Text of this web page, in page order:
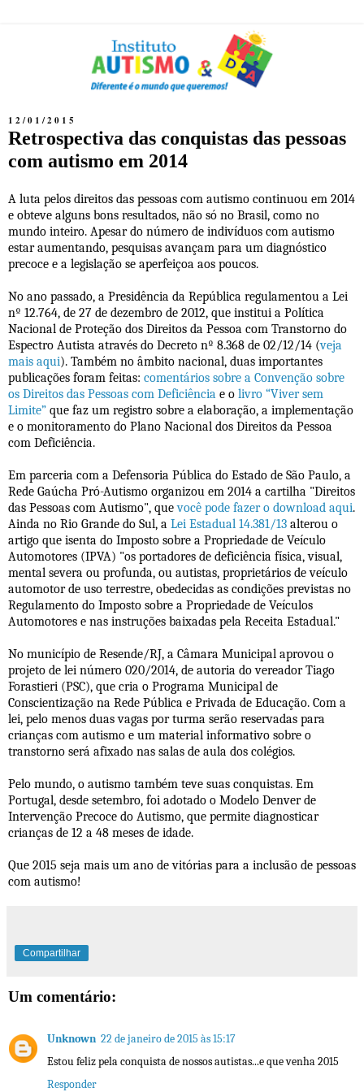
12/01/2015
Retrospectiva das conquistas das pessoas
com autismo em 2014
A luta pelos direitos das pessoas com autismo continuou em 2014
e obteve alguns bons resultados, não só no Brasil, como no
mundo inteiro. Apesar do número de indivíduos com autismo
estar aumentando, pesquisas avançam para um diagnóstico
precoce e a legislação se aperfeiçoa aos poucos.
No ano passado, a Presidência da República regulamentou a Lei
nº 12.764, de 27 de dezembro de 2012, que institui a Política
Nacional de Proteção dos Direitos da Pessoa com Transtorno do
Espectro Autista através do Decreto nº 8.368 de 02/12/14 (veja
mais aqui). Também no âmbito nacional, duas importantes
publicações foram feitas: comentários sobre a Convenção sobre
os Direitos das Pessoas com Deficiência e o livro “Viver sem
Limite” que faz um registro sobre a elaboração, a implementação
e o monitoramento do Plano Nacional dos Direitos da Pessoa
com Deficiência.
Em parceria com a Defensoria Pública do Estado de São Paulo, a
Rede Gaúcha Pró-Autismo organizou em 2014 a cartilha "Direitos
das Pessoas com Autismo", quevocê pode fazer o download aqui.
Ainda no Rio Grande do Sul, a Lei Estadual 14.381/13 alterou o
artigo que isenta do Imposto sobre a Propriedade de Veículo
Automotores (IPVA) "os portadores de deficiência física, visual,
mental severa ou profunda, ou autistas, proprietários de veículo
automotor de uso terrestre, obedecidas as condições previstas no
Regulamento do Imposto sobre a Propriedade de Veículos
Automotores e nas instruções baixadas pela Receita Estadual."
No município de Resende/RJ, a Câmara Municipal aprovou o
projeto de lei número 020/2014, de autoria do vereador Tiago
Forastieri (PSC), que cria o Programa Municipal de
Conscientização na Rede Pública e Privada de Educação. Com a
lei, pelo menos duas vagas por turma serão reservadas para
crianças com autismo e um material informativo sobre o
transtorno será afixado nas salas de aula dos colégios.
Pelo mundo, o autismo também teve suas conquistas. Em
Portugal, desde setembro, foi adotado o Modelo Denver de
Intervenção Precoce do Autismo, que permite diagnosticar
crianças de 12 a 48 meses de idade.
Que 2015 seja mais um ano de vitórias para a inclusão de pessoas
com autismo!
Compartilhar
Um comentário:
Unknown 22 de janeiro de 2015 às 15:17
Estou feliz pela conquista de nossos autistas...e que venha 2015
Responder